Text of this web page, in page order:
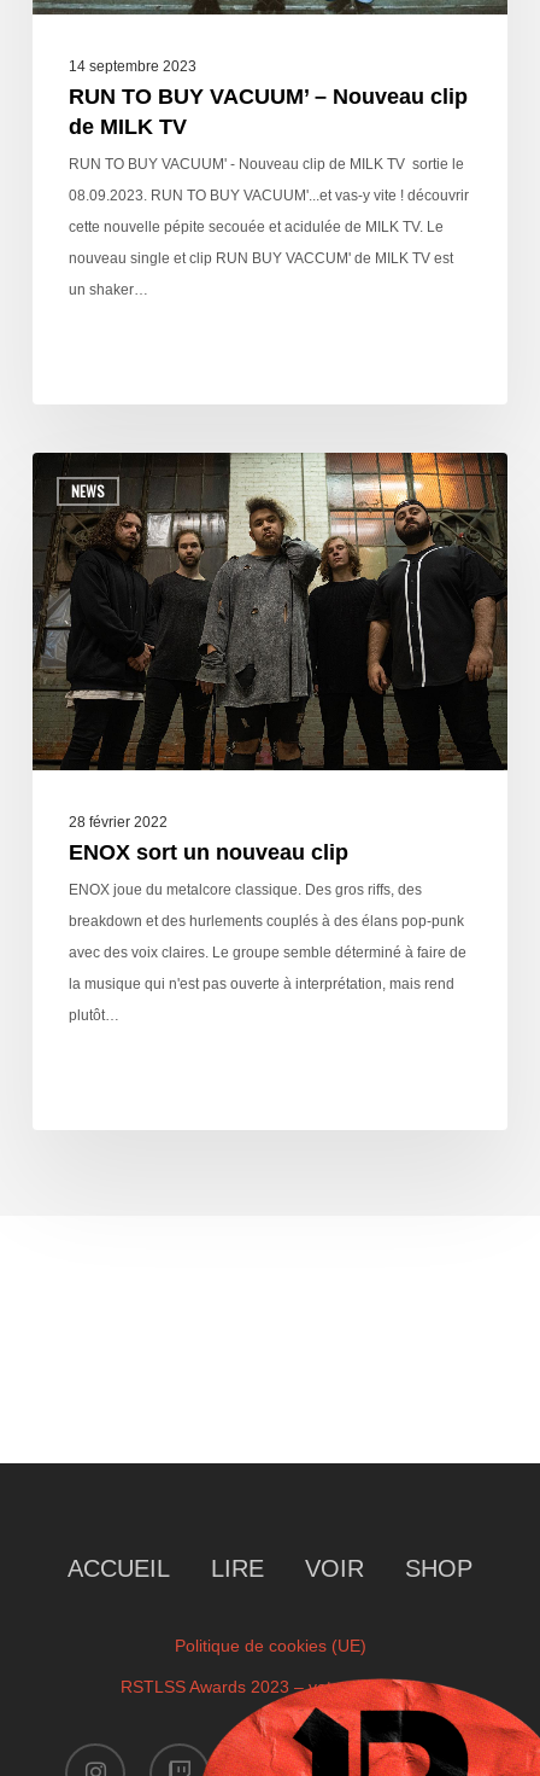
14 septembre 2023
RUN TO BUY VACUUM’ – Nouveau clip
de MILK TV
RUN TO BUY VACUUM' - Nouveau clip de MILK TV sortie le
08.09.2023. RUN TO BUY VACUUM'...et vas-y vite ! découvrir
cette nouvelle pépite secouée et acidulée de MILK TV. Le
nouveau single et clip RUN BUY VACCUM' de MILK TV est
un shaker…
NEWS
28 février 2022
ENOX sort un nouveau clip
ENOX joue du metalcore classique. Des gros riffs, des
breakdown et des hurlements couplés à des élans pop-punk
avec des voix claires. Le groupe semble déterminé à faire de
la musique qui n'est pas ouverte à interprétation, mais rend
plutôt…
ACCUEIL LIRE VOIR SHOP
Politique de cookies (UE)
RSTLSS Awards 2023 – votre sélection
instagram twitch facebook youtube
x-